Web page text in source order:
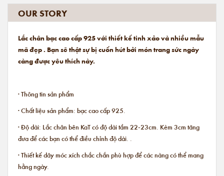
OUR STORY
Lắc chân bạc cao cấp 925 với thiết kế tinh xảo và nhiều mẫu
mã đẹp . Bạn sẽ thật sự bị cuốn hút bởi món trang sức ngày
càng được yêu thích này.
· Thông tin sản phẩm
· Chất liệu sản phẩm: bạc cao cấp 925.
· Độ dài: Lắc chân bên KaT có độ dài tầm 22-23cm. Kèm 3cm tăng
đưa để các bạn có thể điều chỉnh độ dài. .
· Thiết kế dây móc xích chắc chắn phù hợp để các nàng có thể mang
hằng ngày.